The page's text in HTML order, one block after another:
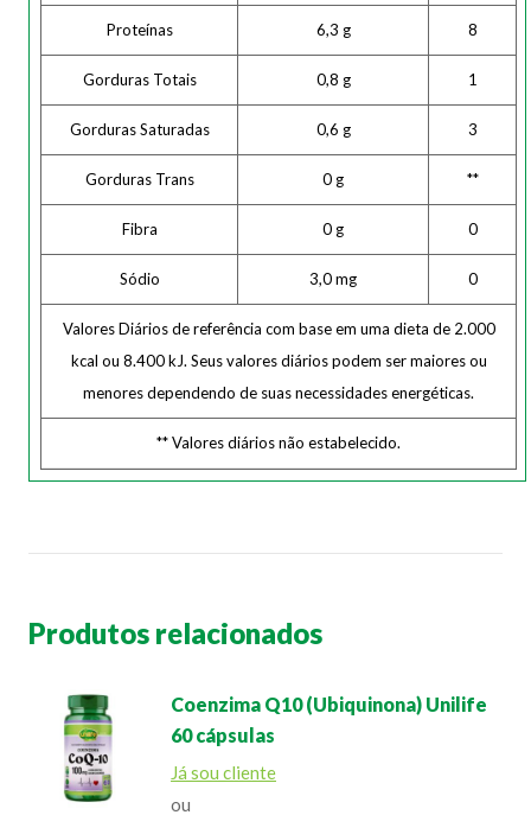
Proteínas 6,3 g 8
Gorduras Totais 0,8 g 1
Gorduras Saturadas 0,6 g 3
Gorduras Trans 0 g **
Fibra 0 g 0
Sódio 3,0 mg 0
Valores Diários de referência com base em uma dieta de 2.000
kcal ou 8.400 kJ. Seus valores diários podem ser maiores ou
menores dependendo de suas necessidades energéticas.
** Valores diários não estabelecido.
Produtos relacionados
Coenzima Q10 (Ubiquinona) Unilife
60 cápsulas
Já sou cliente
ou